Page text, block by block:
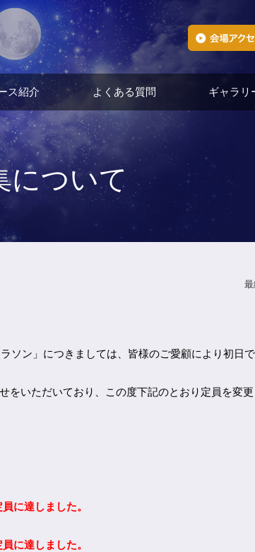
ス紹介 よくある質問 ギャラリ
について
最
ソン」につきましては、皆様のご愛顧により初日
いただいており、この度下記のとおり定員を変
員に達しました。
に達しました。